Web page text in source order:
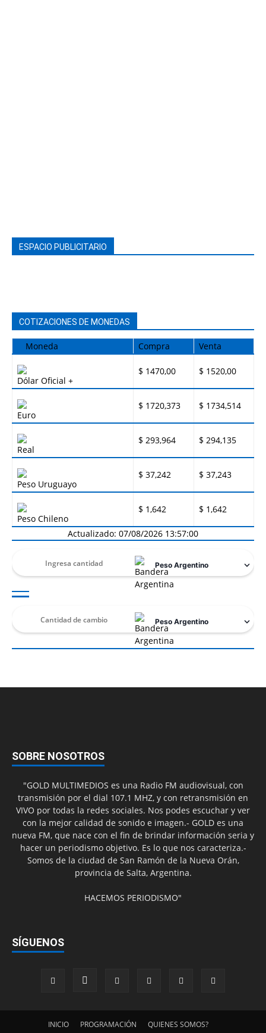
ESPACIO PUBLICITARIO
COTIZACIONES DE MONEDAS
Moneda Compra Venta
Dólar Oficial +
$ 1470,00 $ 1520,00
Euro
$ 1720,373 $ 1734,514
Real
$ 293,964 $ 294,135
Peso Uruguayo
$ 37,242 $ 37,243
Peso Chileno
$ 1,642 $ 1,642
Actualizado: 07/08/2026 13:57:00
SOBRE NOSOTROS
"GOLD MULTIMEDIOS es una Radio FM audiovisual, con
transmisión por el dial 107.1 MHZ, y con retransmisión en
VIVO por todas la redes sociales. Nos podes escuchar y ver
con la mejor calidad de sonido e imagen.- GOLD es una
nueva FM, que nace con el fin de brindar información seria y
hacer un periodismo objetivo. Es lo que nos caracteriza.-
Somos de la ciudad de San Ramón de la Nueva Orán,
provincia de Salta, Argentina.
HACEMOS PERIODISMO"
SÍGUENOS
INICIO PROGRAMACIÓN
QUIENES SOMOS?